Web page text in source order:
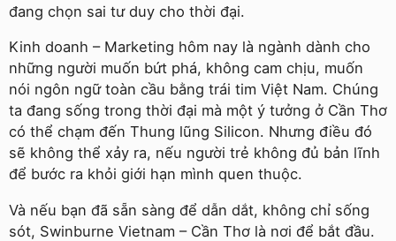
đang chọn sai tư duy cho thời đại.
Kinh doanh – Marketing hôm nay là ngành dành cho
những người muốn bứt phá, không cam chịu, muốn
nói ngôn ngữ toàn cầu bằng trái tim Việt Nam. Chúng
ta đang sống trong thời đại mà một ý tưởng ở Cần Thơ
có thể chạm đến Thung lũng Silicon. Nhưng điều đó
sẽ không thể xảy ra, nếu người trẻ không đủ bản lĩnh
để bước ra khỏi giới hạn mình quen thuộc.
Và nếu bạn đã sẵn sàng để dẫn dắt, không chỉ sống
sót, Swinburne Vietnam – Cần Thơ là nơi để bắt đầu.